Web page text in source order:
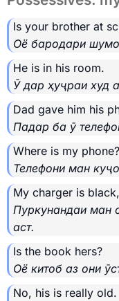
Is your brother at
Оё бародари
He is in his room.
Ӯ дар ҳуҷраи худ
Dad gave him his
Падар ба ӯ
Where is my phone?
Телефони ман
My charger is
Пуркунандаи ман
аст.
Is the book hers?
Оё китоб аз они
No, his is really old.